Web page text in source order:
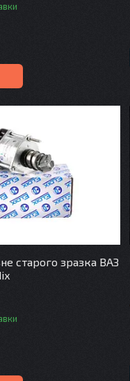
старого зразка ВАЗ